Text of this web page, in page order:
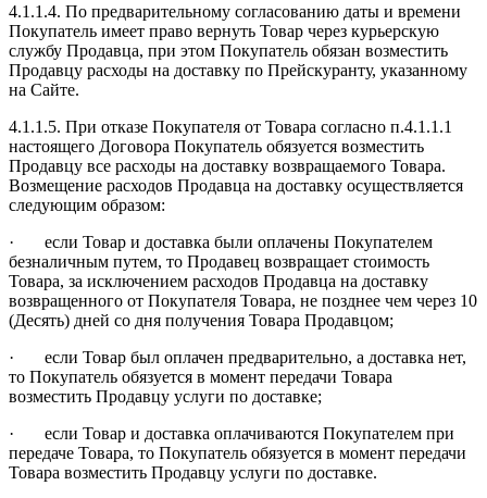
4.1.1.4. По предварительному согласованию даты и времени
Покупатель имеет право вернуть Товар через курьерскую
службу Продавца, при этом Покупатель обязан возместить
Продавцу расходы на доставку по Прейскуранту, указанному
на Сайте.
4.1.1.5. При отказе Покупателя от Товара согласно п.4.1.1.1
настоящего Договора Покупатель обязуется возместить
Продавцу все расходы на доставку возвращаемого Товара.
Возмещение расходов Продавца на доставку осуществляется
следующим образом:
· если Товар и доставка были оплачены Покупателем
безналичным путем, то Продавец возвращает стоимость
Товара, за исключением расходов Продавца на доставку
возвращенного от Покупателя Товара, не позднее чем через 10
(Десять) дней со дня получения Товара Продавцом;
· если Товар был оплачен предварительно, а доставка нет,
то Покупатель обязуется в момент передачи Товара
возместить Продавцу услуги по доставке;
· если Товар и доставка оплачиваются Покупателем при
передаче Товара, то Покупатель обязуется в момент передачи
Товара возместить Продавцу услуги по доставке.